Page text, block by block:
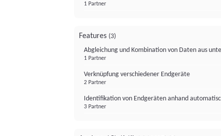
1 Partner
Features (3)
Abgleichung und Kombination von Daten aus
1 Partner
Verknüpfung verschiedener Endgeräte
2 Partner
Identifikation von Endgeräten anhand
3 Partner